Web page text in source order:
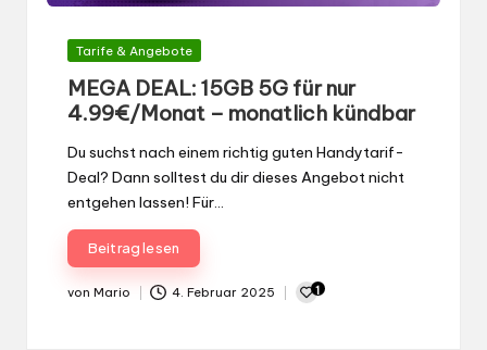
Gepostet
Tarife & Angebote
MEGA DEAL: 15GB 5G für nur
4.99€/Monat – monatlich kündbar
Du suchst nach einem richtig guten Handytarif-
Deal? Dann solltest du dir dieses Angebot nicht
entgehen lassen! Für…
Beitrag lesen
von Mario 4. Februar 2025 1